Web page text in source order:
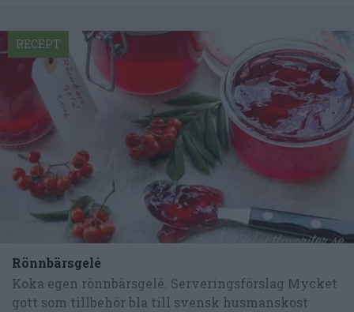
Rönnbärsgelé
Koka egen rönnbärsgelé. Serveringsförslag Mycket
gott som tillbehör bla till svensk husmanskost
RECEPT